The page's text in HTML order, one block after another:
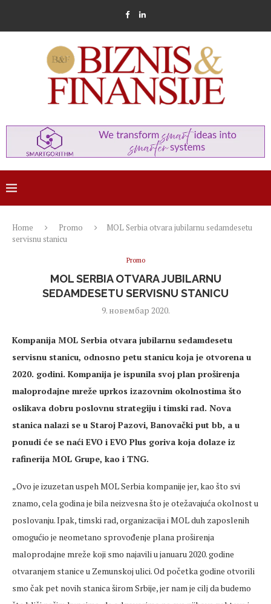
Home Promo
MOL Serbia otvara jubilarnu sedamdesetu
servisnu stanicu
Promo
MOL SERBIA OTVARA JUBILARNU
SEDAMDESETU SERVISNU STANICU
9. новембар 2020.
Kompanija MOL Serbia otvara jubilarnu sedamdesetu
servisnu stanicu, odnosno petu stanicu koja je otvorena u
2020. godini. Kompanija je ispunila svoj plan proširenja
maloprodajne mreže uprkos izazovnim okolnostima što
oslikava dobru poslovnu strategiju i timski rad. Nova
stanica nalazi se u Staroj Pazovi, Banovački put bb, a u
ponudi će se naći EVO i EVO Plus goriva koja dolaze iz
rafinerija MOL Grupe, kao i TNG.
„Ovo je izuzetan uspeh MOL Serbia kompanije jer, kao što svi
znamo, cela godina je bila neizvesna što je otežavajuća okolnost u
poslovanju. Ipak, timski rad, organizacija i MOL duh zaposlenih
omogućio je neometano sprovođenje plana proširenja
maloprodajne mreže koji smo najavili u januaru 2020. godine
otvaranjem stanice u Zemunskoj ulici. Od početka godine otvorili
smo čak pet novih stanica širom Srbije, jer nam je cilj da budemo